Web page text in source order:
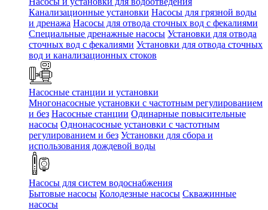
Канализационные установки Насосы для грязной воды
и дренажа Насосы для отвода сточных вод c фекалиями
Специальные дренажные насосы Установки для отвода
сточных вод c фекалиями Установки для отвода сточных
вод и канализационных стоков
Насосные станции и установки
Многонасосные установки с частотным регулированием
и без Насосные станции Одинарные повысительные
насосы Однонасосные установки с частотным
регулированием и без Установки для сбора и
использования дождевой воды
Насосы для систем водоснабжения
Бытовые насосы Колодезные насосы Скважинные
насосы